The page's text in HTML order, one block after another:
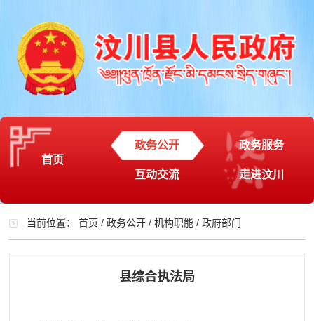
首页
政务公开 政务服务
互动交流 走进汶川
当前位置：首页 /政务公开 /机构职能 /政府部门
县综合执法局